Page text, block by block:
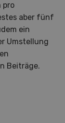
pro
aber fünf
ein
Umstellung
Beiträge.